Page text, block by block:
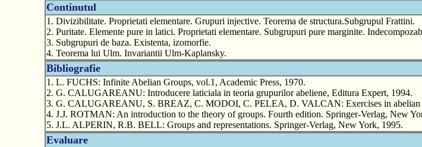
Continutul
1. Divizibilitate. Proprietati elementare. Grupuri injective. Teorema de structura.Subgrupul Frattini.
2. Puritate. Elemente pure in latici. Proprietati elementare. Subgrupuri pure marginite.
3. Subgrupuri de baza. Existenta, izomorfie.
4. Teorema lui Ulm. Invariantii Ulm-Kaplansky.
Bibliografie
1. L. FUCHS: Infinite Abelian Groups, vol.1, Academic Press, 1970.
2. G. CALUGAREANU: Introducere laticiala in teoria grupurilor abeliene, Editura Expert, 1994.
3. G. CALUGAREANU, S. BREAZ, C. MODOI, C. PELEA, D. VALCAN: Exercises in abelian
4. J.J. ROTMAN: An introduction to the theory of groups. Fourth edition. Springer-Verlag, New
5. J.L. ALPERIN, R.B. BELL: Groups and representations. Springer-Verlag, New York, 1995.
Evaluare